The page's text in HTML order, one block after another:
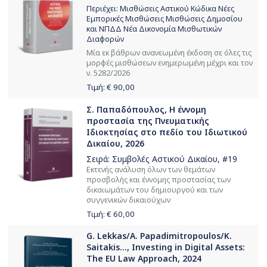
Περιέχει: Μισθώσεις Αστικού Κώδικα Νέες
Εμπορικές Μισθώσεις Μισθώσεις Δημοσίου
και ΝΠΔΔ Νέα Δικονομία Μισθωτικών
Διαφορών
Μία εκ βάθρων ανανεωμένη έκδοση σε όλες τις
μορφές μισθώσεων ενημερωμένη μέχρι και τον
ν. 5282/2026
Τιμή: € 90,00
Σ. Παπαδόπουλος, Η έννομη
προστασία της Πνευματικής
Ιδιοκτησίας στο πεδίο του Ιδιωτικού
Δικαίου, 2026
Σειρά: Συμβολές Αστικού Δικαίου, #19
Εκτενής ανάλυση όλων των θεμάτων
προσβολής και έννομης προστασίας των
δικαιωμάτων του δημιουργού και των
συγγενικών δικαιούχων
Τιμή: € 60,00
G. Lekkas/A. Papadimitropoulos/K.
Saitakis..., Investing in Digital Assets:
The EU Law Approach, 2024